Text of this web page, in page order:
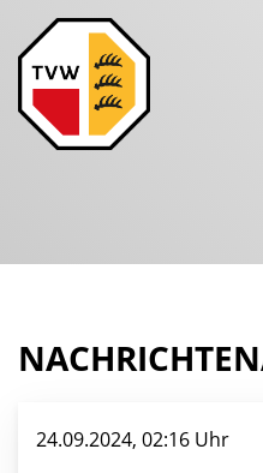
24.09.2024, 02:16 Uhr